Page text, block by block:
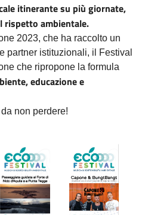
itinerante su più giornate,
rispetto ambientale.
2023, che ha raccolto un
partner istituzionali, il Festival
che ripropone la formula
educazione e
non perdere!